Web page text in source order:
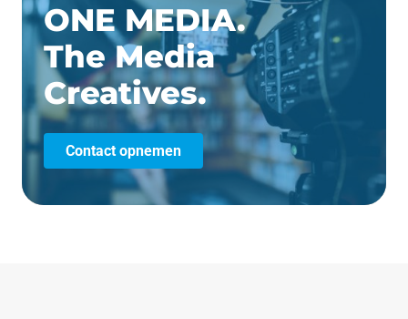
ONE MEDIA.
The Media
Creatives.
Contact opnemen